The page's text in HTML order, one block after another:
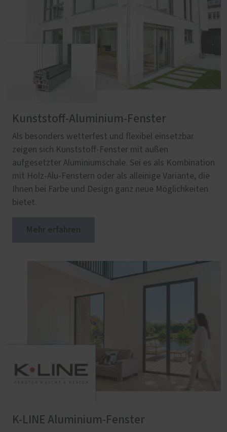
Kunststoff-Aluminium-Fenster
Als besonders wetterfest und flexibel einsetzbar
zeigen sich Kunststoff-Fenster mit außen
aufgesetzter Aluminiumschale. Sei es als Kombination
mit Holz-Alu-Fenstern oder als alleinige Variante, die
Ihnen bei Farbe und Design ganz neue Möglichkeiten
bietet.
K-LINE Aluminium-Fenster